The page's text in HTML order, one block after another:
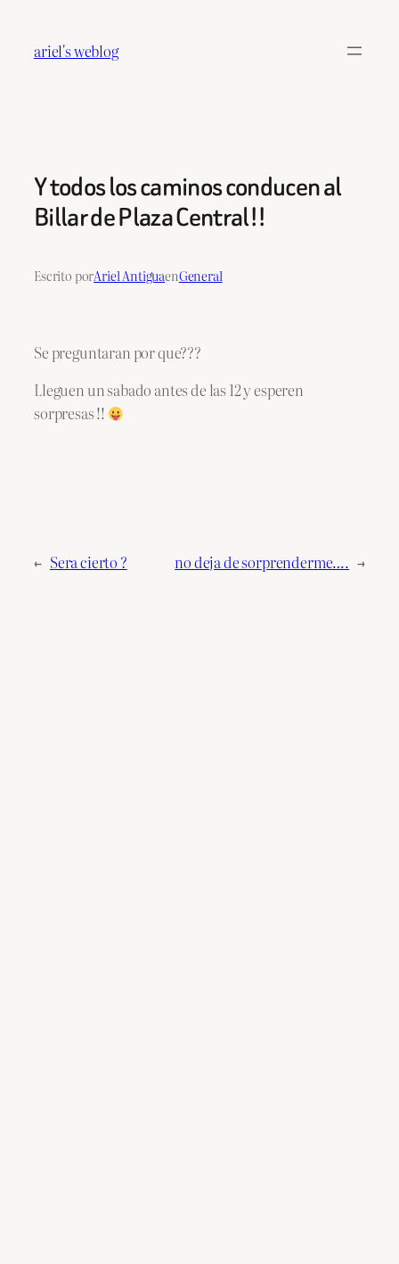
contenido
ariel's weblog
Y todos los caminos conducen al
Billar de Plaza Central!!
Escrito porAriel AntiguaenGeneral
Se preguntaran por que???
Lleguen un sabado antes de las 12 y esperen
sorpresas !!
← Sera cierto ? no deja de sorprenderme…. →